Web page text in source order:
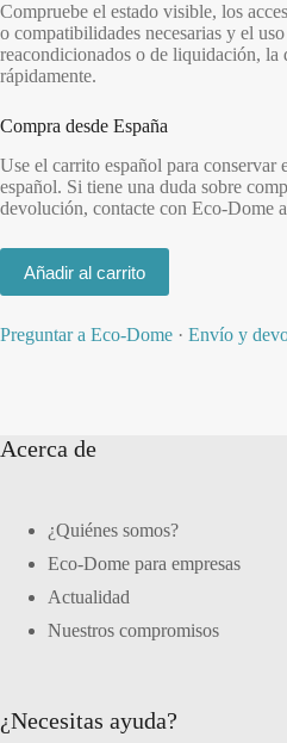
Compruebe el estado visible, los
o compatibilidades necesarias y el
reacondicionados o de liquidación,
rápidamente.
Compra desde España
Use el carrito español para conservar
español. Si tiene una duda sobre
devolución, contacte con Eco-Dome
Añadir al carrito
Preguntar a Eco-Dome · Envío y
Acerca de
¿Quiénes somos?
Eco-Dome para empresas
Actualidad
Nuestros compromisos
¿Necesitas ayuda?